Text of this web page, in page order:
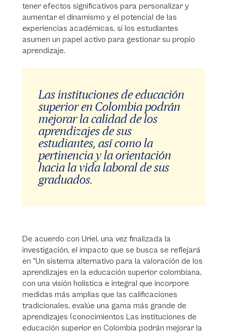
tener efectos significativos para personalizar y
aumentar el dinamismo y el potencial de las
experiencias académicas, si los estudiantes
asumen un papel activo para gestionar su propio
aprendizaje.
Las instituciones de educación
superior en Colombia podrán
mejorar la calidad de los
aprendizajes de sus
estudiantes, así como la
pertinencia y la orientación
hacia la vida laboral de sus
graduados.
De acuerdo con Uriel, una vez finalizada la
investigación, el impacto que se busca se reflejará
en “Un sistema alternativo para la valoración de los
aprendizajes en la educación superior colombiana,
con una visión holística e integral que incorpore
medidas más amplias que las calificaciones
tradicionales, evalúe una gama más grande de
aprendizajes (conocimientos Las instituciones de
educación superior en Colombia podrán mejorar la